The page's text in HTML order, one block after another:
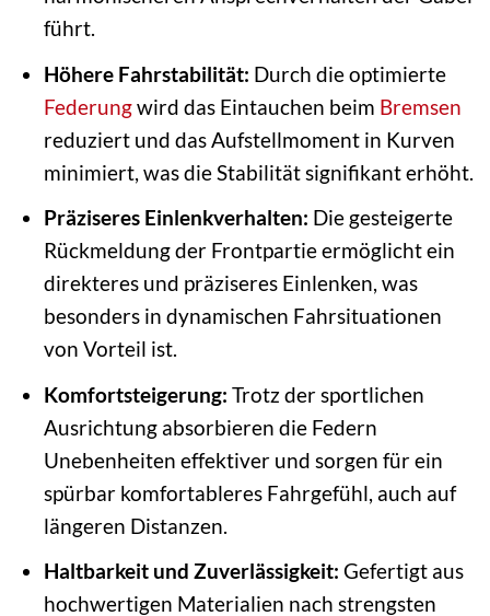
führt.
Höhere Fahrstabilität: Durch die optimierte
Federungwird das Eintauchen beim Bremsen
reduziert und das Aufstellmoment in Kurven
minimiert, was die Stabilität signifikant erhöht.
Präziseres Einlenkverhalten: Die gesteigerte
Rückmeldung der Frontpartie ermöglicht ein
direkteres und präziseres Einlenken, was
besonders in dynamischen Fahrsituationen
von Vorteil ist.
Komfortsteigerung: Trotz der sportlichen
Ausrichtung absorbieren die Federn
Unebenheiten effektiver und sorgen für ein
spürbar komfortableres Fahrgefühl, auch auf
längeren Distanzen.
Haltbarkeit und Zuverlässigkeit: Gefertigt aus
hochwertigen Materialien nach strengsten